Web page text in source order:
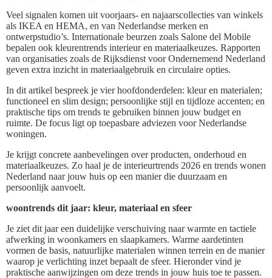
Veel signalen komen uit voorjaars- en najaarscollecties van winkels
als IKEA en HEMA, en van Nederlandse merken en
ontwerpstudio’s. Internationale beurzen zoals Salone del Mobile
bepalen ook kleurentrends interieur en materiaalkeuzes. Rapporten
van organisaties zoals de Rijksdienst voor Ondernemend Nederland
geven extra inzicht in materiaalgebruik en circulaire opties.
In dit artikel bespreek je vier hoofdonderdelen: kleur en materialen;
functioneel en slim design; persoonlijke stijl en tijdloze accenten; en
praktische tips om trends te gebruiken binnen jouw budget en
ruimte. De focus ligt op toepasbare adviezen voor Nederlandse
woningen.
Je krijgt concrete aanbevelingen over producten, onderhoud en
materiaalkeuzes. Zo haal je de interieurtrends 2026 en trends wonen
Nederland naar jouw huis op een manier die duurzaam en
persoonlijk aanvoelt.
woontrends dit jaar: kleur, materiaal en sfeer
Je ziet dit jaar een duidelijke verschuiving naar warmte en tactiele
afwerking in woonkamers en slaapkamers. Warme aardetinten
vormen de basis, natuurlijke materialen winnen terrein en de manier
waarop je verlichting inzet bepaalt de sfeer. Hieronder vind je
praktische aanwijzingen om deze trends in jouw huis toe te passen.